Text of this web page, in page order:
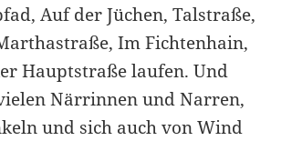
Auf der Jüchen, Talstraße,
Im Fichtenhain,
Hauptstraße laufen. Und
Närrinnen und Narren,
und sich auch von Wind